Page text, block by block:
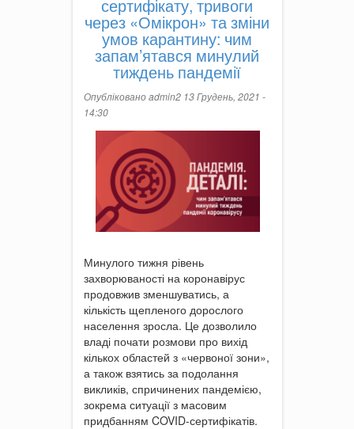
сертифікату, тривоги
через «Омікрон» та зміни
умов карантину: чим
запам’ятався минулий
тиждень пандемії
Опублікованоadmin213 Грудень, 2021 -
14:30
Минулого тижня рівень
захворюваності на коронавірус
продовжив зменшуватись, а
кількість щепленого дорослого
населення зросла. Це дозволило
владі почати розмови про вихід
кількох областей з «червоної зони»,
а також взятись за подолання
викликів, спричинених пандемією,
зокрема ситуації з масовим
придбанням COVID-сертифікатів.